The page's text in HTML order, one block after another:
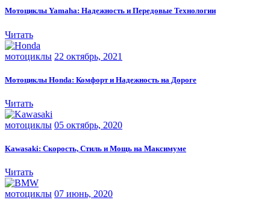
Мотоциклы Yamaha: Надежность и Передовые Технологии
Читать
мотоциклы 22 октябрь, 2021
Мотоциклы Honda: Комфорт и Надежность на Дороге
Читать
мотоциклы 05 октябрь, 2020
Kawasaki: Скорость, Стиль и Мощь на Максимуме
Читать
мотоциклы 07 июнь, 2020